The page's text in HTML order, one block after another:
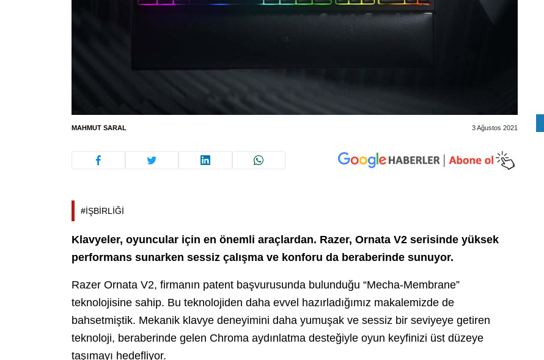
MAHMUT SARAL 3 Ağustos 2021
#İŞBİRLİĞİ
Klavyeler, oyuncular için en önemli araçlardan. Razer, Ornata V2 serisinde yüksek
performans sunarken sessiz çalışma ve konforu da beraberinde sunuyor.
Razer Ornata V2, firmanın patent başvurusunda bulunduğu “Mecha-Membrane”
teknolojisine sahip. Bu teknolojiden daha evvel hazırladığımız makalemizde de
bahsetmiştik. Mekanik klavye deneyimini daha yumuşak ve sessiz bir seviyeye getiren
teknoloji, beraberinde gelen Chroma aydınlatma desteğiyle oyun keyfinizi üst düzeye
taşımayı hedefliyor.